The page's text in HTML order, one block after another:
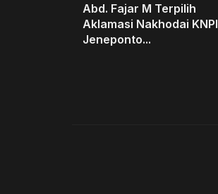
Abd. Fajar M Terpilih
Aklamasi Nakhodai KNPI
Jeneponto...